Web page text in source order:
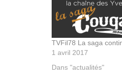
TVFil78 La saga
1 avril 2017
Dans "actualités"